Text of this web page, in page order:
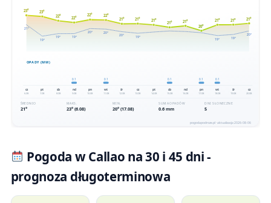
Pogoda w Callao na 30 i 45 dni -
prognoza długoterminowa